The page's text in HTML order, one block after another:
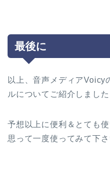
最後に
以上、音声メディアVoicy
ルについてご紹介しました
予想以上に便利＆とても
思って一度使ってみて下さ